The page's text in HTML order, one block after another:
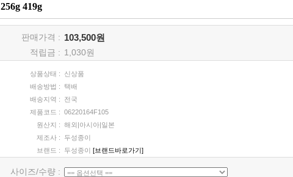
256g 419g
판매가격 : 103,500원
적립금 : 1,030원
상품상태 :
신상품
배송방법 :
택배
배송지역 :
전국
제품코드 : 06220164F105
원산지 : 해외|아시아|일본
제조사 :
두성종이
브랜드 :
두성종이 [브랜드바로가기]
사이즈/수량 :